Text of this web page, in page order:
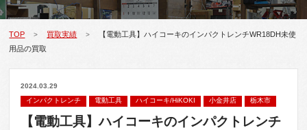
TOP > 買取実績 >
【電動工具】ハイコーキのインパクトレンチWR18DH未使
用品の買取
2024.03.29
インパクトレンチ
電動工具 ハイコーキ/HiKOKI 小金井店 栃木市
【電動工具】ハイコーキのインパクトレンチ